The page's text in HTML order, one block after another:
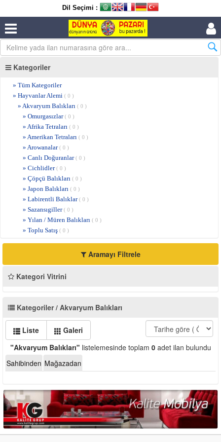
Dil Seçimi :
Kategoriler
» Tüm Kategoriler
» Hayvanlar Alemi ( 0 )
» Akvaryum Balıkları ( 0 )
» Omurgasızlar( 0 )
» Afrika Tetraları ( 0 )
» Amerikan Tetraları ( 0 )
» Arowanalar( 0 )
» Canlı Doğuranlar( 0 )
» Cichlidler( 0 )
» Çöpçü Balıkları ( 0 )
» Japon Balıkları ( 0 )
» Labirentli Balıklar( 0 )
» Sazansıgiller( 0 )
» Yılan / Müren Balıkları ( 0 )
» Toplu Satış ( 0 )
Aramayı Filtrele
Kategori Vitrini
Kategoriler / Akvaryum Balıkları
Liste
Galeri
"Akvaryum Balıkları" listelemesinde toplam 0adet ilan bulundu
Sahibinden Mağazadan